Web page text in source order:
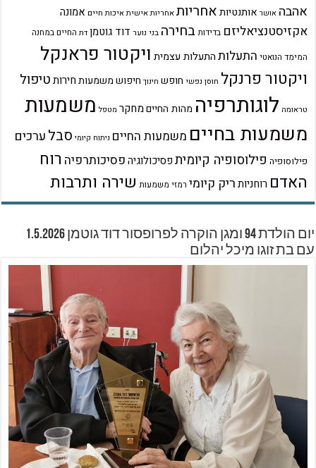
אהבה אושר אותנטיותאחריותאחריות אישיתאיכות חיים אמונה
אקזיסטנציאליזם בדידותבחירה בני נוער דוד גוטמן דת החיים במחנה
המימד הנואטי התעלותהתעלות עצמית ויקטור פראנקל
ויקטור פרנקל חוסן נפשי חופש חינוך חיפוש משמעותחירותטיפול
טראומה לוגותרפיה מהות החייםמחקר מטפל משמעות
משמעות בחיים משמעות החיים ניתוח קיומי סבלערכים
פילוסופיה פילוסופיה קיומיתפסיכולוגיהפסיכותרפיה רוח
האדם רוחניותריק קיומי רמזי משמעות שירה ותרבות
יום הולדת 94 ומגן הוקרה לפרופסור דוד גוטמן 1.5.2026
עם בת זוגו מיכל יהלום